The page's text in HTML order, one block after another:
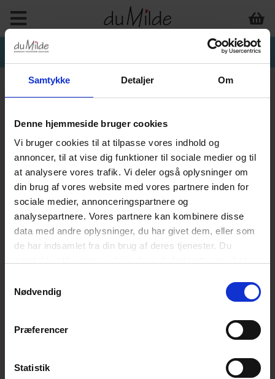
Samtykke Detaljer Om
Denne hjemmeside bruger cookies
Vi bruger cookies til at tilpasse vores indhold og
annoncer, til at vise dig funktioner til sociale medier og til
at analysere vores trafik. Vi deler også oplysninger om
din brug af vores website med vores partnere inden for
sociale medier, annonceringspartnere og
analysepartnere. Vores partnere kan kombinere disse
data med andre oplysninger, du har givet dem, eller som
de har indsamlet fra din brug af deres tjenester. Du
Nødvendig
Præferencer
Statistik